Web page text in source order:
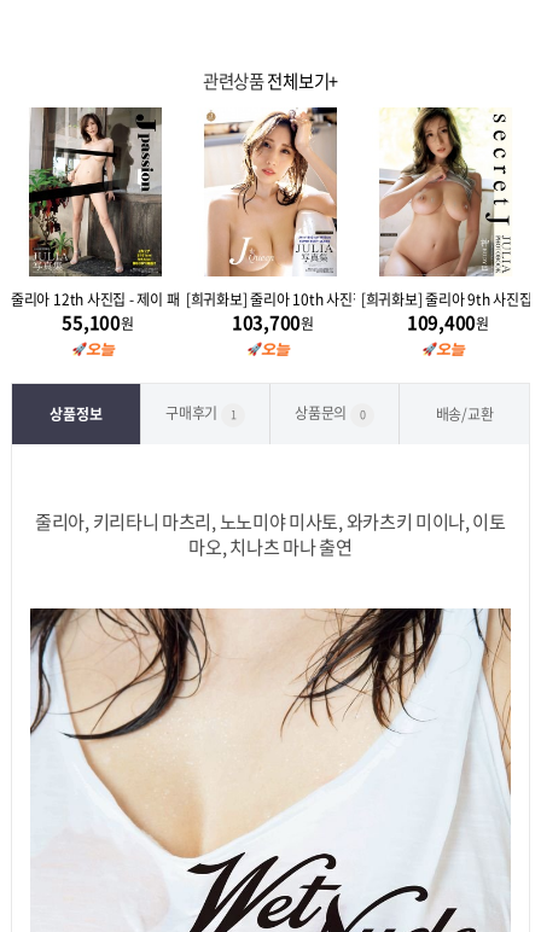
관련상품전체보기+
J JEWEL
줄리아 12th 사진집 - 제이 패션
55,100원
[희귀화보] 줄리아 10th 사진집 - 제이퀸 J Queen
103,700원
[희귀화보] 줄리아 9th 사진집
109,400원
상품정보 구매후기 1 상품문의 0 배송/교환
줄리아, 키리타니 마츠리, 노노미야 미사토, 와카츠키 미이나, 이토
마오, 치나츠 마나 출연